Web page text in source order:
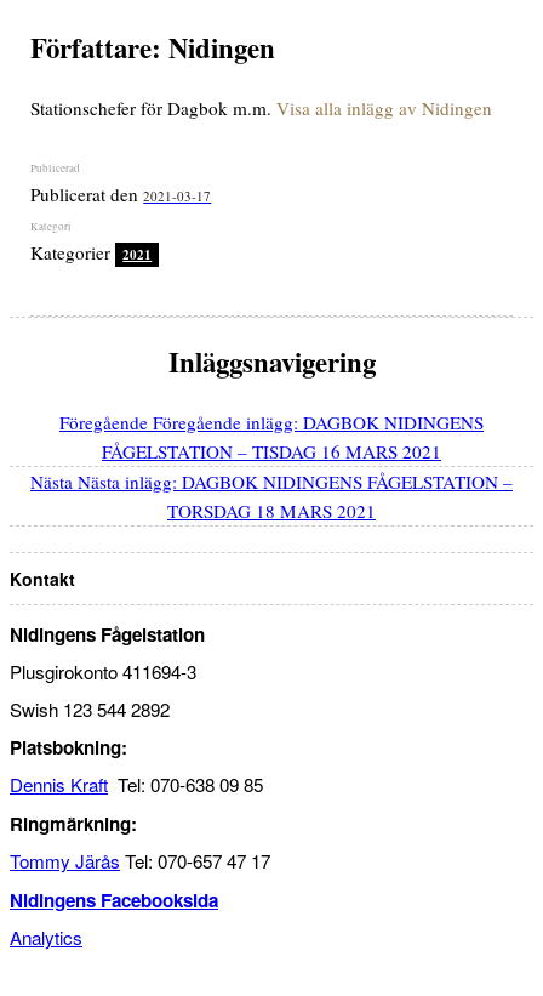
Författare: Nidingen
Stationschefer för Dagbok m.m.Visa alla inlägg av Nidingen
Publicerat den2021-03-17
Kategorier 2021
Inläggsnavigering
Föregående Föregående inlägg: DAGBOK NIDINGENS
FÅGELSTATION – TISDAG 16 MARS 2021
Nästa Nästa inlägg: DAGBOK NIDINGENS FÅGELSTATION –
TORSDAG 18 MARS 2021
Kontakt
Nidingens Fågelstation
Plusgirokonto 411694-3
Swish 123 544 2892
Platsbokning:
Dennis Kraft Tel: 070-638 09 85
Ringmärkning:
Tommy Järås Tel: 070-657 47 17
Nidingens Facebooksida
Analytics